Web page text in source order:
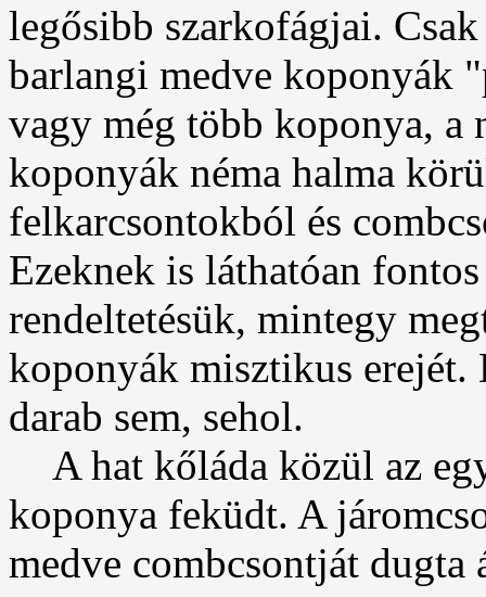
legősibb szarkofágjai.
barlangi medve koponyák
vagy még több koponya, a
koponyák néma halma
felkarcsontokból és
Ezeknek is láthatóan
rendeltetésük, mintegy
koponyák misztikus erejét.
darab sem, sehol.
A hat kőláda közül az
koponya feküdt. A
medve combcsontját